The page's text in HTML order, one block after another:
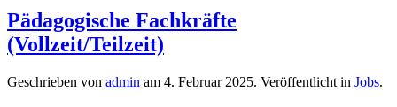
Pädagogische Fachkräfte
(Vollzeit/Teilzeit)
Geschrieben von admin am 4. Februar 2025. Veröffentlicht in Jobs.